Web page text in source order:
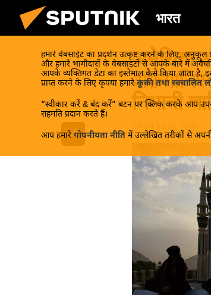
भारत
हमारे वेबसाईट का प्रदर्शन उत्कृष्ट करने के लिए, अनुकूल
और हमारे भागीदारों के वेबसाइटों से आपके बारे में
आपके व्यक्तिगत डेटा का इस्तेमाल कैसे किया जाता है,
प्राप्त करने के लिए कृपया हमारे कूकी तथा स्वचालित
“स्वीकार करें & बंद करें” बटन पर क्लिक करके आप
सहमति प्रदान करते हैं।
आप हमारेगोपनीयता नीति में उल्लेखित तरीकों से
अमेरिका
निभानी
17:49 14.05.2026